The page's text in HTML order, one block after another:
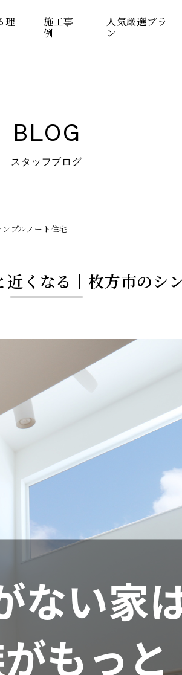
理
施工事
例
人気厳選プラ
ン
BLOG
スタッフブログ
プルノート住宅
くなる｜枚方市のシ